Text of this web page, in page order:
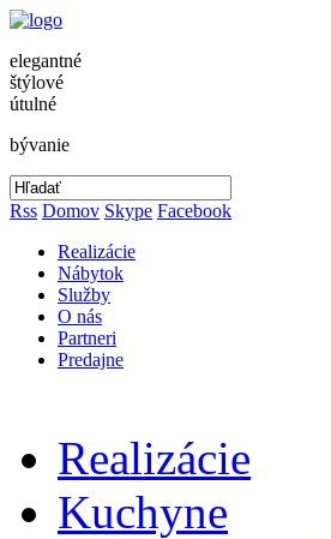
elegantné
štýlové
útulné
bývanie
Rss Domov Skype Facebook
Realizácie
Nábytok
Služby
O nás
Partneri
Predajne
Realizácie
Kuchyne